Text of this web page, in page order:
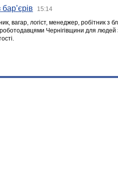
15:14
вагар, логіст, менеджер, робітник з
Чернігівщини для людей